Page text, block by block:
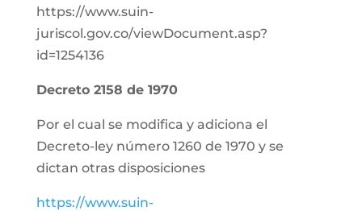
https://www.suin-
juriscol.gov.co/viewDocument.asp?
id=1254136
Decreto 2158 de 1970
Por el cual se modifica y adiciona el
Decreto-ley número 1260 de 1970 y se
dictan otras disposiciones
https://www.suin-